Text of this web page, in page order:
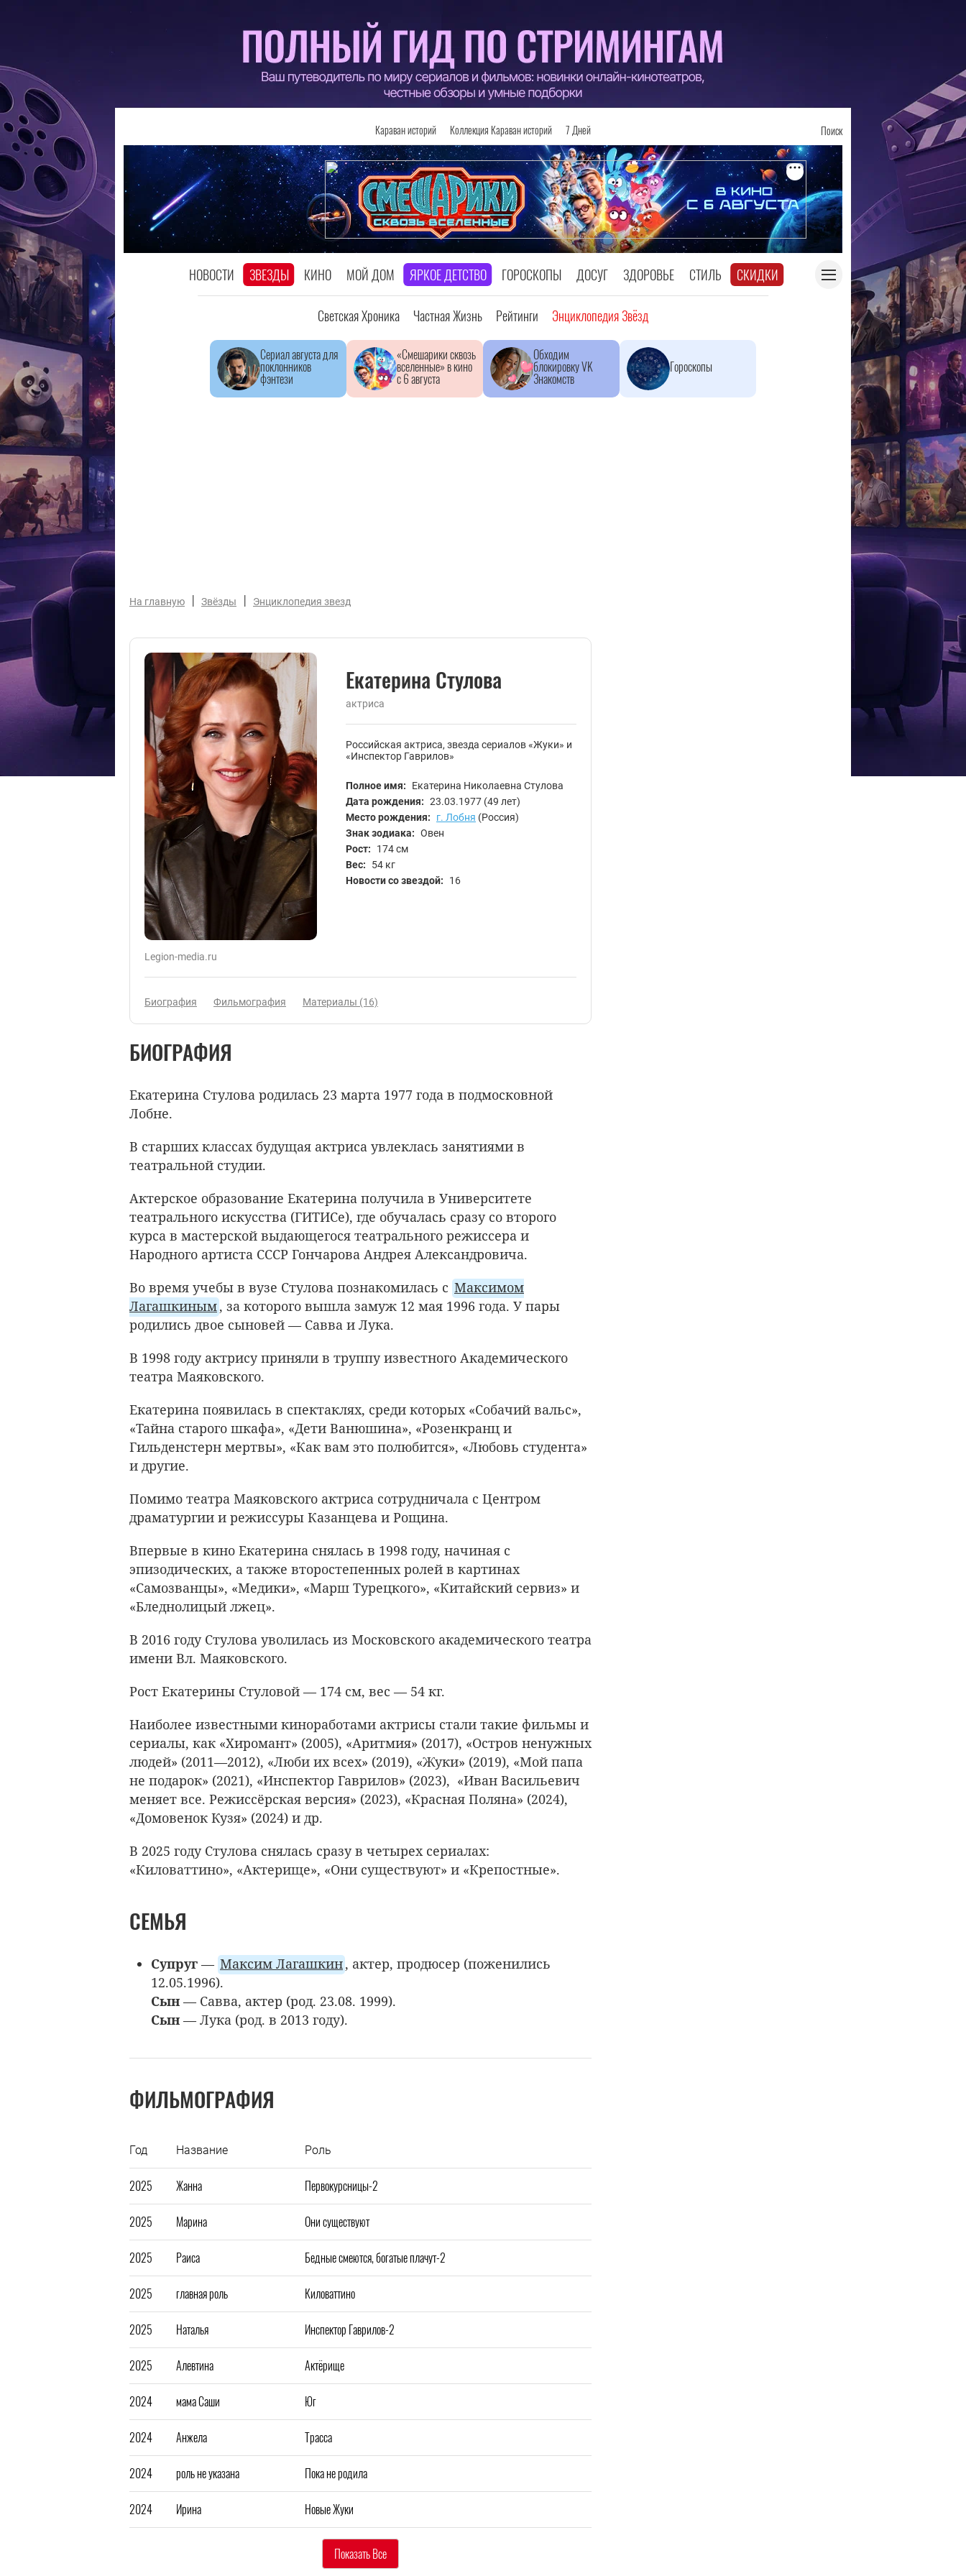
Караван историй Коллекция Караван историй 7 Дней Поиск
НОВОСТИ ЗВЕЗДЫ КИНО МОЙ ДОМ ЯРКОЕ ДЕТСТВО ГОРОСКОПЫ ДОСУГ ЗДОРОВЬЕ СТИЛЬ СКИДКИ
Светская Хроника Частная Жизнь Рейтинги Энциклопедия Звёзд
Сериал августа для
поклонников
фэнтези
«Смешарики сквозь
вселенные» в кино
с 6 августа
Обходим
блокировку VK
Знакомств
Гороскопы
На главную | Звёзды | Энциклопедия звезд
Legion-media.ru
Екатерина Стулова
актриса
Российская актриса, звезда сериалов «Жуки» и
«Инспектор Гаврилов»
Полное имя:
Екатерина Николаевна Стулова
Дата рождения: 23.03.1977 (49 лет)
Место рождения:
г. Лобня (Россия)
Знак зодиака: Овен
Рост:
174 см
Вес:
54 кг
Новости со звездой:
16
Биография Фильмография Материалы (16)
БИОГРАФИЯ
Екатерина Стулова родилась 23 марта 1977 года в подмосковной
Лобне.
В старших классах будущая актриса увлеклась занятиями в
театральной студии.
Актерское образование Екатерина получила в Университете
театрального искусства (ГИТИСе), где обучалась сразу со второго
курса в мастерской выдающегося театрального режиссера и
Народного артиста СССР Гончарова Андрея Александровича.
Во время учебы в вузе Стулова познакомилась с Максимом
Лагашкиным, за которого вышла замуж 12 мая 1996 года. У пары
родились двое сыновей — Савва и Лука.
В 1998 году актрису приняли в труппу известного Академического
театра Маяковского.
Екатерина появилась в спектаклях, среди которых «Собачий вальс»,
«Тайна старого шкафа», «Дети Ванюшина», «Розенкранц и
Гильденстерн мертвы», «Как вам это полюбится», «Любовь студента»
и другие.
Помимо театра Маяковского актриса сотрудничала с Центром
драматургии и режиссуры Казанцева и Рощина.
Впервые в кино Екатерина снялась в 1998 году, начиная с
эпизодических, а также второстепенных ролей в картинах
«Самозванцы», «Медики», «Марш Турецкого», «Китайский сервиз» и
«Бледнолицый лжец».
В 2016 году Стулова уволилась из Московского академического театра
имени Вл. Маяковского.
Рост Екатерины Стуловой — 174 см, вес — 54 кг.
Наиболее известными киноработами актрисы стали такие фильмы и
сериалы, как «Хиромант» (2005), «Аритмия» (2017), «Остров ненужных
людей» (2011—2012), «Люби их всех» (2019), «Жуки» (2019), «Мой папа
не подарок» (2021), «Инспектор Гаврилов» (2023), «Иван Васильевич
меняет все. Режиссёрская версия» (2023), «Красная Поляна» (2024),
«Домовенок Кузя» (2024) и др.
В 2025 году Стулова снялась сразу в четырех сериалах:
«Киловаттино», «Актерище», «Они существуют» и «Крепостные».
СЕМЬЯ
Супруг — Максим Лагашкин, актер, продюсер (поженились
12.05.1996).
Сын— Савва, актер (род. 23.08. 1999).
Сын— Лука (род. в 2013 году).
ФИЛЬМОГРАФИЯ
Год Название Роль
2025 Жанна Первокурсницы-2
2025 Марина Они существуют
2025 Раиса Бедные смеются, богатые плачут-2
2025 главная роль Киловаттино
2025 Наталья Инспектор Гаврилов-2
2025 Алевтина Актёрище
2024 мама Саши Юг
2024 Анжела Трасса
2024 роль не указана Пока не родила
2024 Ирина Новые Жуки
Показать Все